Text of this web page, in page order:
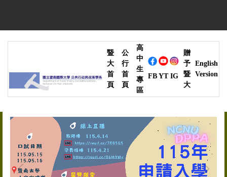
區
暨
大
首
頁
公
行
首
頁
高
中
生
專
區
FB YT IG
贈
予
暨
大
English
Version